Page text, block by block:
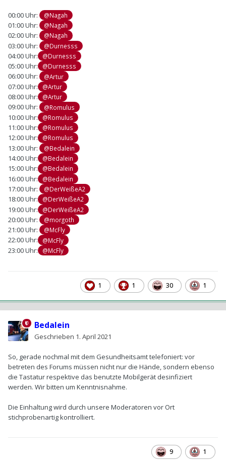
00:00 Uhr: @Nagah
01:00 Uhr: @Nagah
02:00 Uhr: @Nagah
03:00 Uhr: @Durnesss
04:00 Uhr: @Durnesss
05:00 Uhr: @Durnesss
06:00 Uhr: @Artur
07:00 Uhr: @Artur
08:00 Uhr: @Artur
09:00 Uhr: @Romulus
10:00 Uhr: @Romulus
11:00 Uhr: @Romulus
12:00 Uhr: @Romulus
13:00 Uhr: @Bedalein
14:00 Uhr: @Bedalein
15:00 Uhr: @Bedalein
16:00 Uhr: @Bedalein
17:00 Uhr: @DerWeißeA2
18:00 Uhr: @DerWeißeA2
19:00 Uhr: @DerWeißeA2
20:00 Uhr: @morgoth
21:00 Uhr: @McFly
22:00 Uhr: @McFly
23:00 Uhr: @McFly
1 1 30 1
Bedalein
Geschrieben 1. April 2021
So, gerade nochmal mit dem Gesundheitsamt telefoniert: vor
betreten des Forums müssen nicht nur die Hände, sondern ebenso
die Tastatur respektive das benutzte Mobilgerät desinfiziert
werden. Wir bitten um Kenntnisnahme.
Die Einhaltung wird durch unsere Moderatoren vor Ort
stichprobenartig kontrolliert.
9 1